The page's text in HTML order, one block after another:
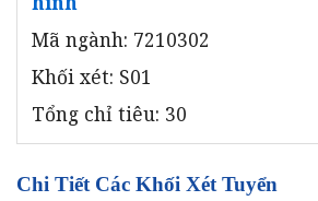
Mã ngành: 7210302
Khối xét: S01
Tổng chỉ tiêu: 30
Chi Tiết Các Khối Xét Tuyển